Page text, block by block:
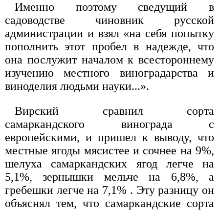
Именно поэтому сведущий в
садоводстве чиновник русской
администрации и взял «на себя попытку
пополнить этот пробел в надежде, что
она послужит началом к всестороннему
изучению местного виноградарства и
виноделия людьми науки...».
Вирский сравнил сорта
самаркандского винограда с
европейскими, и пришел к выводу, что
местные ягоды мясистее и сочнее на 9%,
шелуха самаркандских ягод легче на
5,1%, зернышки мельче на 6,8%, а
гребешки легче на 7,1% . Эту разницу он
объяснял тем, что самаркандские сорта